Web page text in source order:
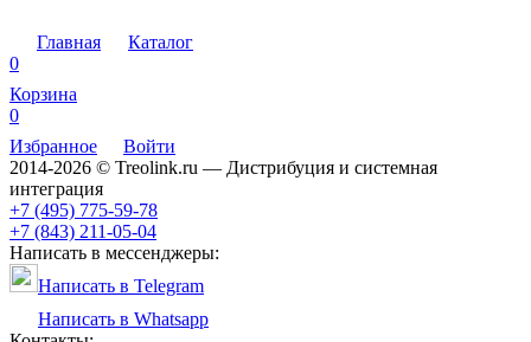
Главная
Каталог
0
Корзина
0
Избранное
Войти
2014-2026 © Treolink.ru — Дистрибуция и системная
интеграция
+7 (495) 775-59-78
+7 (843) 211-05-04
Написать в мессенджеры:
Написать в Telegram
Написать в Whatsapp